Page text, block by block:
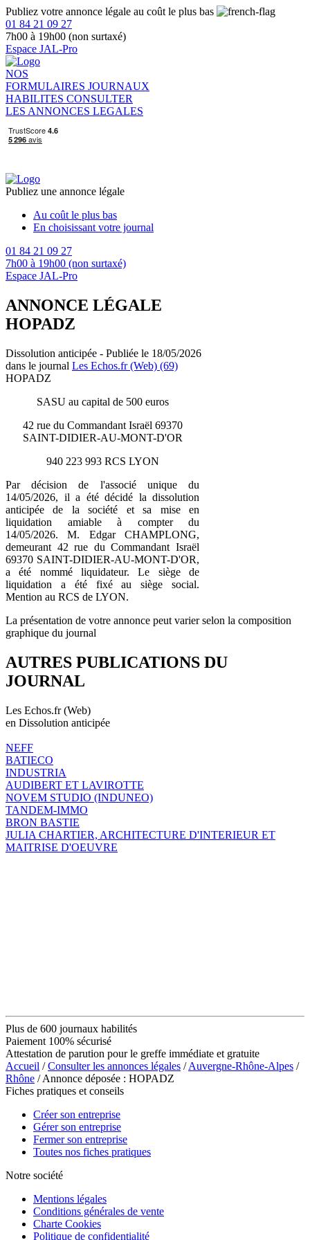
Publiez votre annonce légale au coût le plus bas
01 84 21 09 27
7h00 à 19h00 (non surtaxé)
Espace JAL-Pro
NOS
FORMULAIRES JOURNAUX
HABILITES CONSULTER
LES ANNONCES LEGALES
Publiez une annonce légale
Au coût le plus bas
En choisissant votre journal
01 84 21 09 27
7h00 à 19h00 (non surtaxé)
Espace JAL-Pro
ANNONCE LÉGALE
HOPADZ
Dissolution anticipée - Publiée le 18/05/2026
dans le journal Les Echos.fr (Web) (69)
HOPADZ
SASU au capital de 500 euros
42 rue du Commandant Israël 69370
SAINT-DIDIER-AU-MONT-D'OR
940 223 993 RCS LYON
Par décision de l'associé unique du
14/05/2026, il a été décidé la dissolution
anticipée de la société et sa mise en
liquidation amiable à compter du
14/05/2026. M. Edgar CHAMPLONG,
demeurant 42 rue du Commandant Israël
69370 SAINT-DIDIER-AU-MONT-D'OR,
a été nommé liquidateur. Le siège de
liquidation a été fixé au siège social.
Mention au RCS de LYON.
La présentation de votre annonce peut varier selon la composition
graphique du journal
AUTRES PUBLICATIONS DU
JOURNAL
Les Echos.fr (Web)
en Dissolution anticipée
NEFF
BATIECO
INDUSTRIA
AUDIBERT ET LAVIROTTE
NOVEM STUDIO (INDUNEO)
TANDEM-IMMO
BRON BASTIE
JULIA CHARTIER, ARCHITECTURE D'INTERIEUR ET
MAITRISE D'OEUVRE
Plus de 600 journaux habilités
Paiement 100% sécurisé
Attestation de parution pour le greffe immédiate et gratuite
Accueil /Consulter les annonces légales /Auvergne-Rhône-Alpes /
Rhône / Annonce déposée : HOPADZ
Fiches pratiques et conseils
Créer son entreprise
Gérer son entreprise
Fermer son entreprise
Toutes nos fiches pratiques
Notre société
Mentions légales
Conditions générales de vente
Charte Cookies
Politique de confidentialité